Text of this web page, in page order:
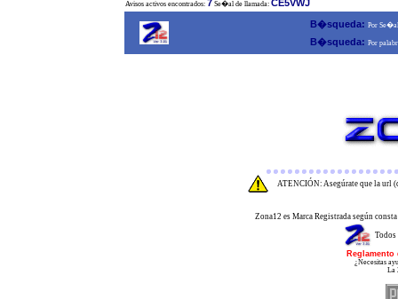
Avisos activos encontrados: 7 Se�al de llamada: CE5VWJ
B�squeda: Por
B�squeda: Por
ATENCIÓN: Asegúrate que la url
Zona12 es Marca Registrada según
Todos
¿Necesitas
La